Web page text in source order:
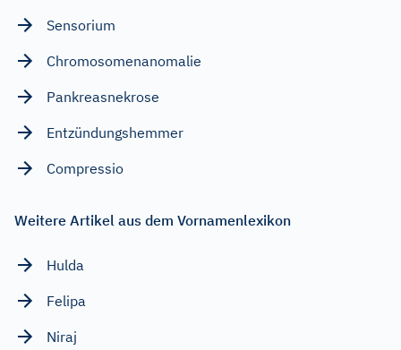
Sensorium
Chromosomenanomalie
Pankreasnekrose
Entzündungshemmer
Compressio
Weitere Artikel aus dem Vornamenlexikon
Hulda
Felipa
Niraj